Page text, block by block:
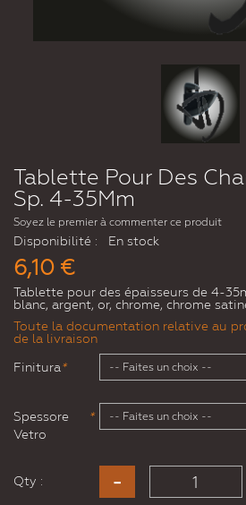
Tablette Pour Des
Sp. 4-35Mm
Soyez le premier à commenter ce produit
Disponibilité : En stock
6,10 €
Tablette pour des épaisseurs de 4-
blanc, argent, or, chrome, chrome
Toute la documentation relative au
de la livraison
*
Finitura
*
Spessore
Vetro
Qty :